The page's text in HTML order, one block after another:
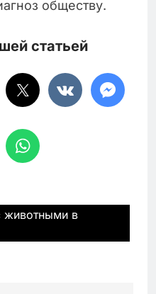
обществу.
статьей
животными в